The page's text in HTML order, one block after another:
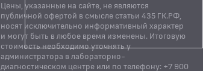
Цены, указанные на сайте, не являются
публичной офертой в смысле статьи 435 ГК.РФ,
носят исключительно информативный характер
и могут быть в любое время изменены. Итоговую
стоимость необходимо уточнять у
администратора в лабораторно-
диагностическом центре или по телефону: +7 900